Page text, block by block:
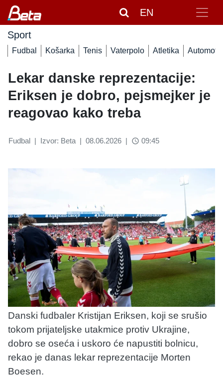
EN
Sport
Fudbal Košarka Tenis Vaterpolo Atletika Automoto
Lekar danske reprezentacije:
Eriksen je dobro, pejsmejker je
reagovao kako treba
Fudbal | Izvor: Beta | 08.06.2026 | access_time 09:45
Danski fudbaler Kristijan Eriksen, koji se srušio
tokom prijateljske utakmice protiv Ukrajine,
dobro se oseća i uskoro će napustiti bolnicu,
rekao je danas lekar reprezentacije Morten
Boesen.